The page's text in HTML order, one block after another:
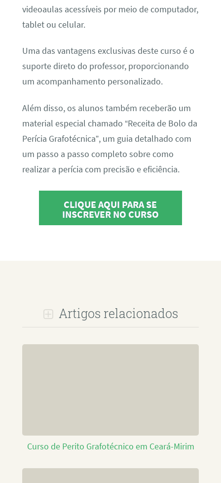
videoaulas acessíveis por meio de computador,
tablet ou celular.
Uma das vantagens exclusivas deste curso é o
suporte direto do professor, proporcionando
um acompanhamento personalizado.
Além disso, os alunos também receberão um
material especial chamado “Receita de Bolo da
Perícia Grafotécnica”, um guia detalhado com
um passo a passo completo sobre como
realizar a perícia com precisão e eficiência.
CLIQUE AQUI PARA SE
INSCREVER NO CURSO
Artigos relacionados
Curso de Perito Grafotécnico em Ceará-Mirim